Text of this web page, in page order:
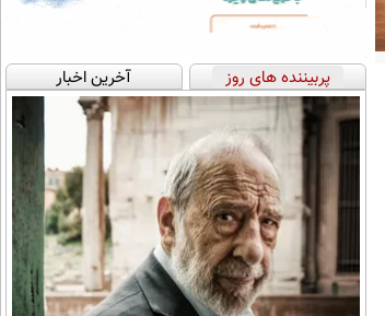
پربیننده های روز آخرین اخبار